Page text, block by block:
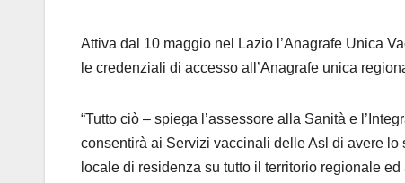
Attiva dal 10 maggio nel Lazio l’Anagrafe Unica
le credenziali di accesso all’Anagrafe unica
“Tutto ciò – spiega l’assessore alla Sanità e
consentirà ai Servizi vaccinali delle Asl di avere
locale di residenza su tutto il territorio regionale